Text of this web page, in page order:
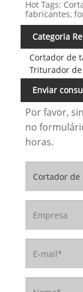
Hot Tags:
fabricantes,
Categoria
Cortador de
Triturador
Enviar
Por favor,
no
horas.